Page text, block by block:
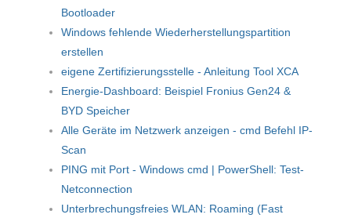
Bootloader
Windows fehlende Wiederherstellungspartition
erstellen
eigene Zertifizierungsstelle - Anleitung Tool XCA
Energie-Dashboard: Beispiel Fronius Gen24 &
BYD Speicher
Alle Geräte im Netzwerk anzeigen - cmd Befehl IP-
Scan
PING mit Port - Windows cmd | PowerShell: Test-
Netconnection
Unterbrechungsfreies WLAN: Roaming (Fast